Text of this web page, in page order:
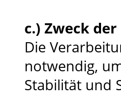
c.) Zweck
Die
notwendig,
Stabilität und